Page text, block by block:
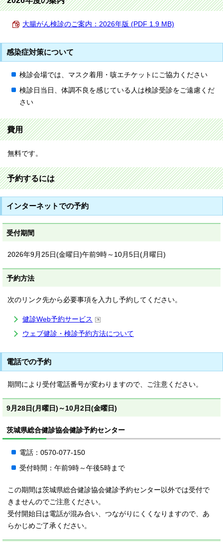
大腸がん検診のご案内：2026年版 (PDF 1.9 MB)
感染症対策について
検診会場では、マスク着用・咳エチケットにご協力ください
検診日当日、体調不良を感じている人は検診受診をご遠慮くだ
さい
費用
無料です。
予約するには
インターネットでの予約
受付期間
2026年9月25日(金曜日)午前9時～10月5日(月曜日)
予約方法
次のリンク先から必要事項を入力し予約してください。
健診Web予約サービス
ウェブ健診・検診予約方法について
電話での予約
期間により受付電話番号が変わりますので、ご注意ください。
9月28日(月曜日)～10月2日(金曜日)
茨城県総合健診協会健診予約センター
電話：0570-077-150
受付時間：午前9時～午後5時まで
この期間は茨城県総合健診協会健診予約センター以外では受付で
きませんのでご注意ください。
受付開始日は電話が混み合い、つながりにくくなりますので、あ
らかじめご了承ください。